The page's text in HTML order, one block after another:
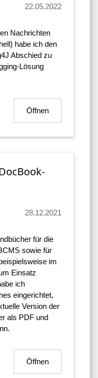
22.05.2022
Nachrichten
habe ich den
Abschied zu
Lösung
Öffnen
28.12.2021
für die
sowie für
im
Einsatz
ich
eingerichtet,
Version der
als PDF und
Öffnen